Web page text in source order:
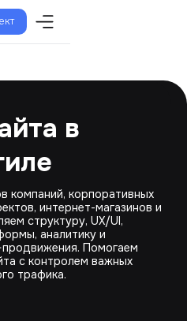
в
компаний, корпоративных
интернет-магазинов и
структуру, UX/UI,
аналитику и
продвижения. Помогаем
с контролем важных
трафика.